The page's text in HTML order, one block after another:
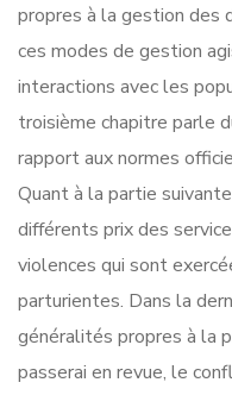
propres à la gestion des
ces modes de gestion
interactions avec les
troisième chapitre parle
rapport aux normes
Quant à la partie
différents prix des
violences qui sont
parturientes. Dans la
généralités propres à la
passerai en revue, le